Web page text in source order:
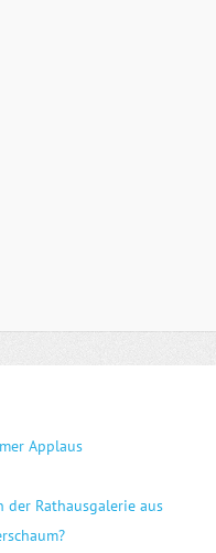
Applaus
der Rathausgalerie aus